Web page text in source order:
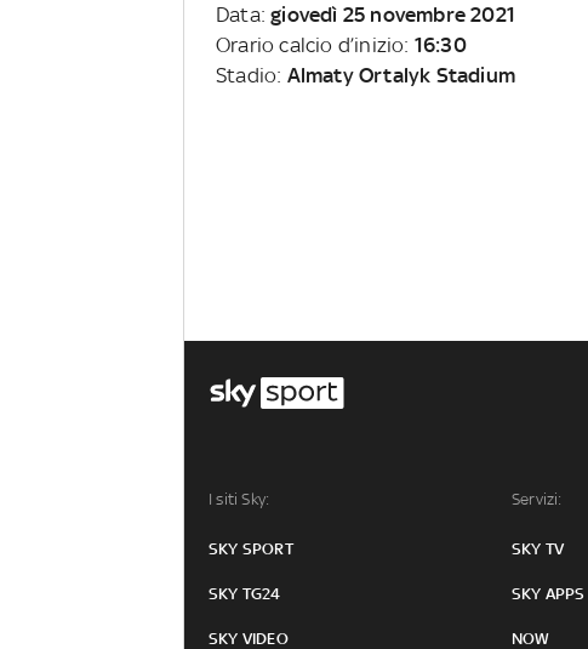
Data:giovedì 25 novembre 2021
Orario calcio d’inizio: 16:30
Stadio: Almaty Ortalyk Stadium
I siti Sky:
SKY SPORT
SKY TG24
SKY VIDEO
Servizi:
SKY TV
SKY APPS
NOW